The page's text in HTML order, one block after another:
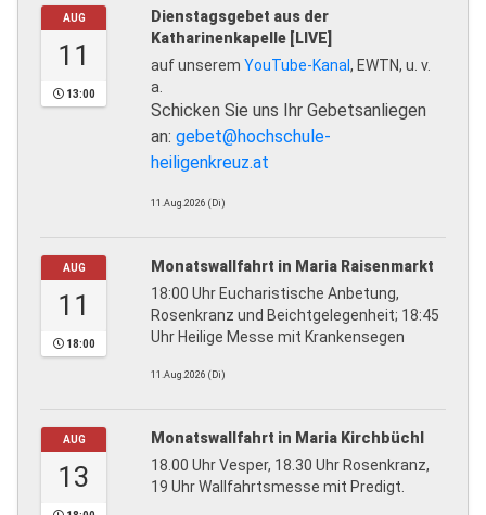
AUG
11
13:00
Dienstagsgebet aus der
Katharinenkapelle [LIVE]
auf unserem YouTube-Kanal, EWTN, u. v.
a.
Schicken Sie uns Ihr Gebetsanliegen
an: gebet@hochschule-
heiligenkreuz.at
11.Aug.2026 (Di)
AUG
11
18:00
Monatswallfahrt in Maria Raisenmarkt
18:00 Uhr Eucharistische Anbetung,
Rosenkranz und Beichtgelegenheit; 18:45
Uhr Heilige Messe mit Krankensegen
11.Aug.2026 (Di)
AUG
13
Monatswallfahrt in Maria Kirchbüchl
18.00 Uhr Vesper, 18.30 Uhr Rosenkranz,
19 Uhr Wallfahrtsmesse mit Predigt.